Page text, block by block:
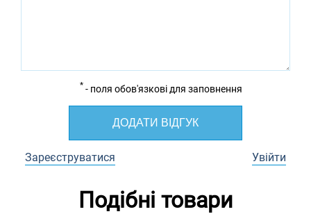
* - поля обов'язкові для заповнення
ДОДАТИ ВІДГУК
Зареєструватися Увійти
Подібні товари